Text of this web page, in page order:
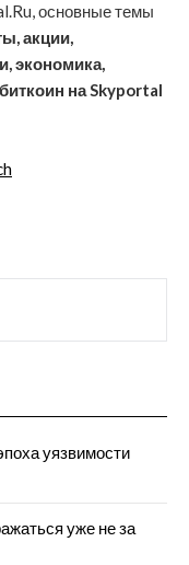
основные темы
акции,
экономика,
на Skyportal
уязвимости
уже не за